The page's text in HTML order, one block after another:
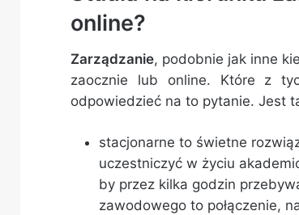
online?
Zarządzanie, podobnie jak inne
zaocznie lub online. Które z
odpowiedzieć na to pytanie. Jest
stacjonarne to świetne
uczestniczyć w życiu
by przez kilka godzin
zawodowego to połączenie,